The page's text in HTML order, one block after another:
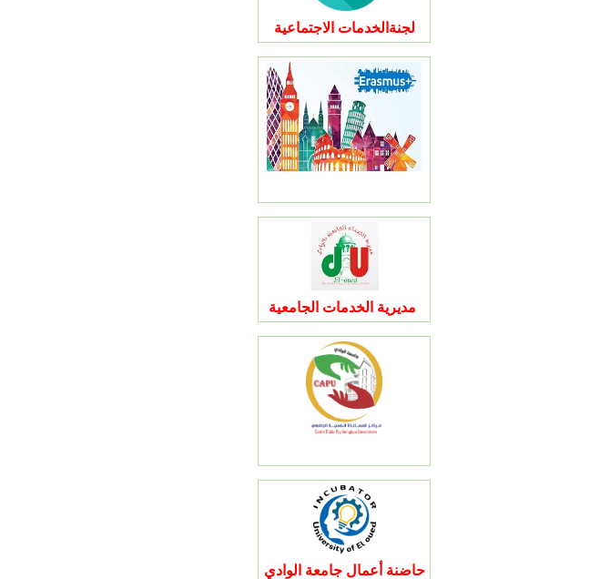
لجنةالخدمات الاجتماعية
مديرية الخدمات الجامعية
حاضنة أعمال جامعة الوادي